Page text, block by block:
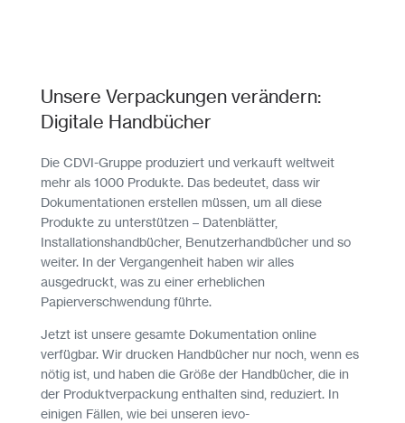
Unsere Verpackungen verändern:
Digitale Handbücher
Die CDVI-Gruppe produziert und verkauft weltweit
mehr als 1000 Produkte. Das bedeutet, dass wir
Dokumentationen erstellen müssen, um all diese
Produkte zu unterstützen – Datenblätter,
Installationshandbücher, Benutzerhandbücher und so
weiter. In der Vergangenheit haben wir alles
ausgedruckt, was zu einer erheblichen
Papierverschwendung führte.
Jetzt ist unsere gesamte Dokumentation online
verfügbar. Wir drucken Handbücher nur noch, wenn es
nötig ist, und haben die Größe der Handbücher, die in
der Produktverpackung enthalten sind, reduziert. In
einigen Fällen, wie bei unseren ievo-